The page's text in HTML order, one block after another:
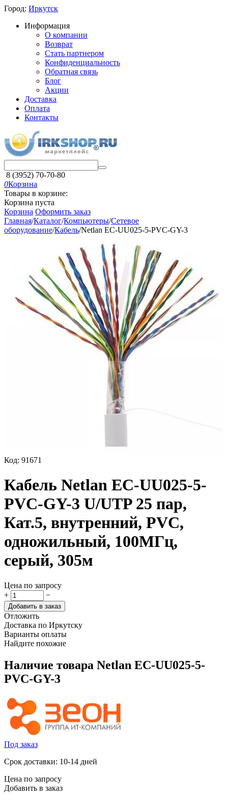
Город: Иркутск
Информация
О компании
Возврат
Стать партнером
Конфиденциальность
Обратная связь
Блог
Акции
Доставка
Оплата
Контакты
8 (3952) 70-70-80
0Корзина
Товары в корзине:
Корзина пуста
Корзина Оформить заказ
Главная/Каталог/Компьютеры/Сетевое
оборудование/Кабель/Netlan EC-UU025-5-PVC-GY-3
Код: 91671
Кабель Netlan EC-UU025-5-
PVC-GY-3 U/UTP 25 пар,
Кат.5, внутренний, PVC,
одножильный, 100МГц,
серый, 305м
Цена по запросу
+
−
Добавить в заказ
Отложить
Доставка по Иркутску
Варианты оплаты
Найдите похожие
Наличие товара Netlan EC-UU025-5-
PVC-GY-3
Под заказ
Срок доставки: 10-14 дней
Цена по запросу
Добавить в заказ